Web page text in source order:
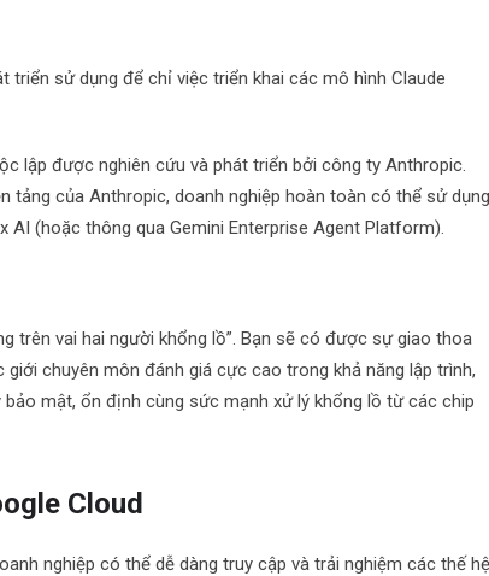
triển sử dụng để chỉ việc triển khai các mô hình Claude
lập được nghiên cứu và phát triển bởi công ty Anthropic.
tảng của Anthropic, doanh nghiệp hoàn toàn có thể sử dụng
(hoặc thông qua Gemini Enterprise Agent Platform).
trên vai hai người khổng lồ”. Bạn sẽ có được sự giao thoa
chuyên môn đánh giá cực cao trong khả năng lập trình,
mật, ổn định cùng sức mạnh xử lý khổng lồ từ các chip
Cloud
nghiệp có thể dễ dàng truy cập và trải nghiệm các thế hệ